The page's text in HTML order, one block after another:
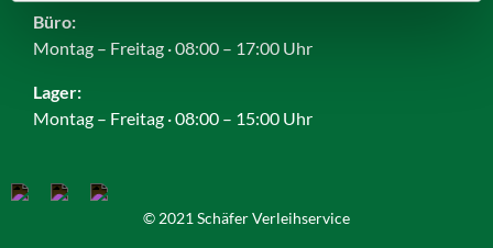
Büro:
Montag – Freitag · 08:00 – 17:00 Uhr
Lager:
Montag – Freitag · 08:00 – 15:00 Uhr
© 2021 Schäfer Verleihservice